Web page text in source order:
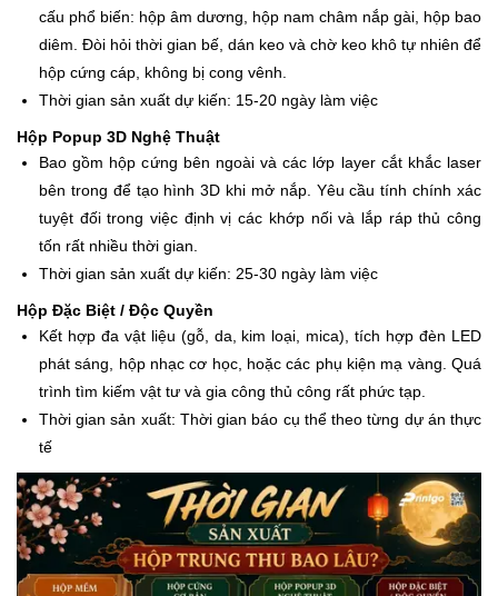
cấu phổ biến: hộp âm dương, hộp nam châm nắp gài, hộp bao
diêm. Đòi hỏi thời gian bế, dán keo và chờ keo khô tự nhiên để
hộp cứng cáp, không bị cong vênh.
Thời gian sản xuất dự kiến: 15-20 ngày làm việc
Hộp Popup 3D Nghệ Thuật
Bao gồm hộp cứng bên ngoài và các lớp layer cắt khắc laser
bên trong để tạo hình 3D khi mở nắp. Yêu cầu tính chính xác
tuyệt đối trong việc định vị các khớp nối và lắp ráp thủ công
tốn rất nhiều thời gian.
Thời gian sản xuất dự kiến: 25-30 ngày làm việc
Hộp Đặc Biệt / Độc Quyền
Kết hợp đa vật liệu (gỗ, da, kim loại, mica), tích hợp đèn LED
phát sáng, hộp nhạc cơ học, hoặc các phụ kiện mạ vàng. Quá
trình tìm kiếm vật tư và gia công thủ công rất phức tạp.
Thời gian sản xuất: Thời gian báo cụ thể theo từng dự án thực
tế